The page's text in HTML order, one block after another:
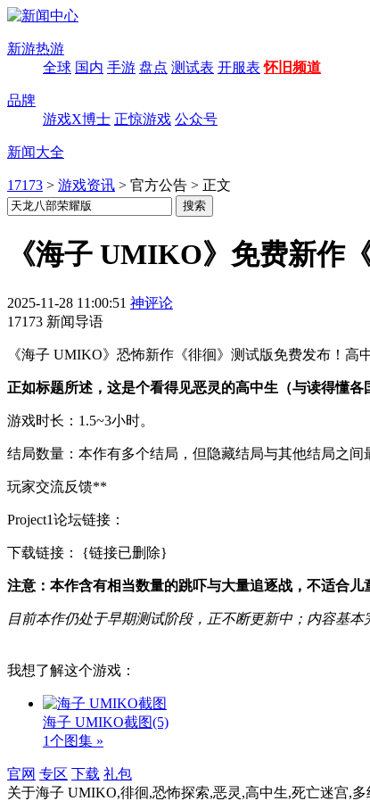
新游热游
全球 国内 手游 盘点 测试表 开服表 怀旧频道
品牌
游戏X博士 正惊游戏 公众号
新闻大全
17173 > 游戏资讯 > 官方公告 > 正文
《海子 UMIKO》免费新作
2025-11-28 11:00:51 神评论
17173 新闻导语
《海子 UMIKO》恐怖新作《徘徊》测试版免费发布！
正如标题所述，这是个看得见恶灵的高中生（与读得懂
游戏时长：1.5~3小时。
结局数量：本作有多个结局，但隐藏结局与其他结局之间
玩家交流反馈**
Project1论坛链接：
下载链接： {链接已删除}
注意：本作含有相当数量的跳吓与大量追逐战，不适合儿
目前本作仍处于早期测试阶段，正不断更新中；内容基本
我想了解这个游戏：
海子 UMIKO截图(5)
1个图集 »
官网 专区 下载 礼包
关于海子 UMIKO,徘徊,恐怖探索,恶灵,高中生,死亡迷宫,